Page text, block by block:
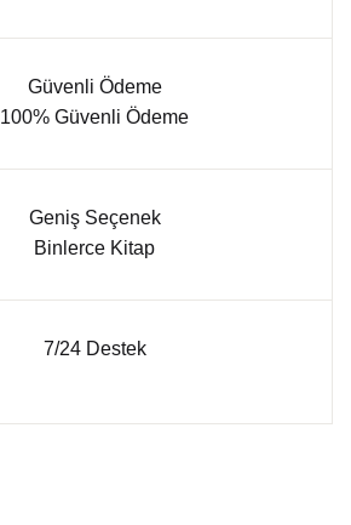
Güvenli Ödeme
100% Güvenli Ödeme
Geniş Seçenek
Binlerce Kitap
7/24 Destek